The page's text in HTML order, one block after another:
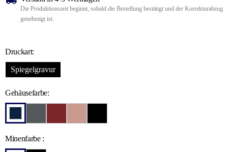
Die Produktionszeit beginnt, sobald die Bestellung bestätigt und der Korrekturabzug
genehmigt ist.
Druckart:
Spiegelgravur
Gehäusefarbe:
Minenfarbe :